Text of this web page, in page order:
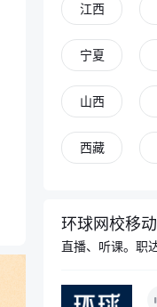
江西
宁夏
山西
西藏
环球网校移
直播、听课。职